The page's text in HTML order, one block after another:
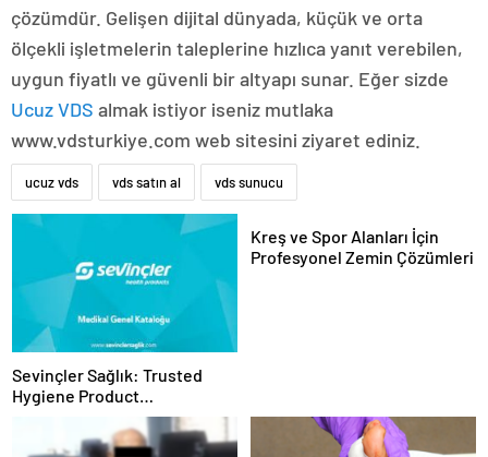
çözümdür. Gelişen dijital dünyada, küçük ve orta
ölçekli işletmelerin taleplerine hızlıca yanıt verebilen,
uygun fiyatlı ve güvenli bir altyapı sunar. Eğer sizde
Ucuz VDS almak istiyor iseniz mutlaka
www.vdsturkiye.com web sitesini ziyaret ediniz.
ucuz vds vds satın al vds sunucu
Sevinçler Sağlık: Trusted
Hygiene Product
Manufacturer in Turkey
Kreş ve Spor Alanları İçin
Profesyonel Zemin Çözümleri